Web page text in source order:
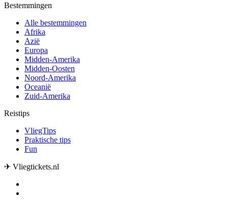
Bestemmingen
Alle bestemmingen
Afrika
Azië
Europa
Midden-Amerika
Midden-Oosten
Noord-Amerika
Oceanië
Zuid-Amerika
Reistips
VliegTips
Praktische tips
Fun
✈ Vliegtickets.nl